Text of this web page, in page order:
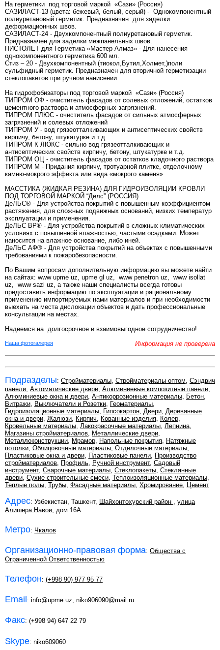
На герметики под торговой маркой «Сази» (Россия)
САЗИЛАСТ-13 (цвета: бежевый, белый, серый) - Однокомпонентный
полиуретановый герметик. Предназначен для заделки
деформационных швов.
САЗИЛАСТ-24 - Двухкомпонентный полиуретановый герметик.
Предназначен для заделки межпанельных швов.
ПИСТОЛЕТ для Герметика «Мастер Алмаз» - Для нанесения
однокомпонентного герметика 600 мл.
Стиз – 20 - Двухкомпонентный (тиокол,Бутил,Холмет,)поли
сульфидный герметик. Предназначен для вторичной герметизации
стеклопакетов при ручном нанисении
На гидрофобизаторы под торговой маркой «Сази» (Россия)
ТИПРОМ ОФ - очиститель фасадов от солевых отложений, остатков
цементного раствора и атмосферных загрязнений.
ТИПРОМ ПЛЮС - очиститель фасадов от сильных атмосферных
загрязнений и солевых отложений
ТИПРОМ У - вод грязеотталкивающих и антисептических свойств
кирпичу, бетону, штукатурке и т.д.
ТИПРОМ К ЛЮКС - сильно вод грязеотталкивающих и
антисептических свойств кирпичу, бетону, штукатурке и т.д.
ТИПРОМ ОЦ - очиститель фасадов от остатков кладочного раствора
ТИПРОМ М - Придания кирпичу, тротуарной плитке, отделочному
камню-мокрого эффекта или вида «мокрого каменя»
МАССТИКА (ЖИДКАЯ РЕЗИНА) ДЛЯ ГИДРОИЗОЛЯЦИИ КРОВЛИ
ПОД ТОРГОВОЙ МАРКОЙ “Делс” (РОССИЯ)
ДеЛЬС® - Для устройства покрытий с повышенным коэффициентом
растяжения, для сложных подвижных оснований, низких температур
эксплуатации и применения.
ДеЛЬС ВР® - Для устройства покрытий в сложных климатических
условиях с повышенной влажностью, частыми осадками. Может
наносится на влажное основание, либо иней.
ДеЛЬС АФ® - Для устройства покрытий на объектах с повышенными
требованиями к пожаробезопасности.
По Вашим вопросам дополнительную информацию вы можете найти
на сайтах: www upme uz, upme gl uz, www penetron uz, www isollat
uz, www sazi uz, а также наши специалисты всегда готовы
предоставить информацию по эксплуатации и рациональному
применению импортируемых нами материалов и при необходимости
выехать на места дислокации объектов и дать профессиональные
консультации на местах.
Надеемся на долгосрочное и взаимовыгодное сотрудничество!
Наша фотогалерея Информация не проверена
Подразделы: Стройматериалы, Стройматериалы оптом, Сэндвич
панели, Автоматические двери, Алюминиевые композитные панели,
Алюминиевые окна и двери, Антикоррозионные материалы, Бетон,
Витражи, Выключатели и Розетки, Геоматериалы,
Гидроизоляционные материалы, Гипсокартон, Двери, Деревянные
окна и двери, Жалюзи, Кирпич, Кованные изделия, Колер,
Кровельные материалы, Лакокрасочные материалы, Лепнина,
Магазины стройматериалов, Металлические двери,
Металлоконструкции, Мрамор, Напольные покрытия, Натяжные
потолки, Облицовочные материалы, Отделочные материалы,
Пластиковые окна и двери, Пластиковые панели, Производство
стройматериалов, Профиль, Ручной инструмент, Садовый
инструмент, Сварочные материалы, Стеклопакеты, Стеклянные
двери, Сухие строительные смеси, Теплоизоляционные материалы,
Теплые полы, Трубы, Фасадные материалы, Хромирование, Цемент
Адрес: Узбекистан, Ташкент, Шайхонтохурский район , улица
Алишера Навои, дом 16А
Метро: Чкалов
Организационно-правовая форма: Общества с
Ограниченной Ответственностью
Телефон: (+998 90) 977 95 77
Email : info@upme.uz, niko906090@mail.ru
Факс: (+998 94) 647 22 79
Skype: niko609060